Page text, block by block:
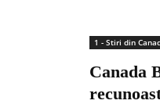
1 - Stiri din
Canada